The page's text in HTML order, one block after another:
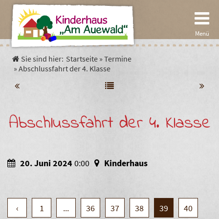
Menü
Start
Spielpädagogik
Einrichtung
Unser Hort
Verein
Satzung
Sie sind hier: Startseite » Termine
» Abschlussfahrt der 4. Klasse
Abschlussfahrt der 4. Klasse
20. Juni 2024 0:00 Kinderhaus
‹ 1 ... 36 37 38 39 40